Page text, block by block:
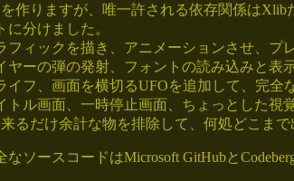
作りますが、唯一許される依存関係はXlib
分けました。
フィックを描き、アニメーションさせ、プ
ヤーの弾の発射、フォントの読み込みと表
イフ、画面を横切るUFOを追加して、完全
トル画面、一時停止画面、ちょっとした視
るだけ余計な物を排除して、何処どこまで
ソースコードはMicrosoft GitHubと